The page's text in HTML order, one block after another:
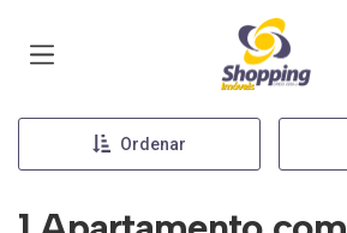
Página inicial
Ordenar